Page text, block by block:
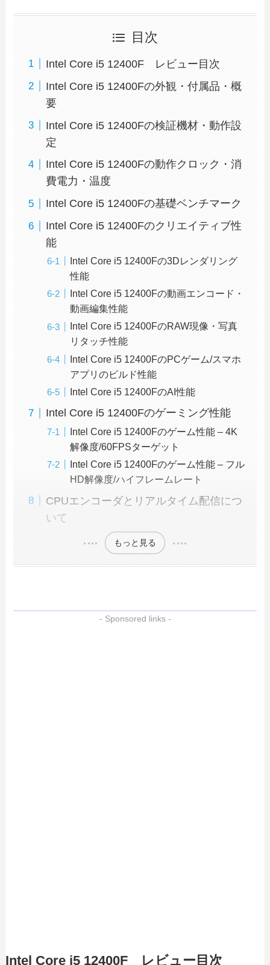
目次
Intel Core i5 12400F レビュー目次
Intel Core i5 12400Fの外観・付属品・概
要
Intel Core i5 12400Fの検証機材・動作設
定
Intel Core i5 12400Fの動作クロック・消
費電力・温度
Intel Core i5 12400Fの基礎ベンチマーク
Intel Core i5 12400Fのクリエイティブ性
能
Intel Core i5 12400Fの3Dレンダリング
性能
Intel Core i5 12400Fの動画エンコード・
動画編集性能
Intel Core i5 12400FのRAW現像・写真
リタッチ性能
Intel Core i5 12400FのPCゲーム/スマホ
アプリのビルド性能
Intel Core i5 12400FのAI性能
Intel Core i5 12400Fのゲーミング性能
Intel Core i5 12400Fのゲーム性能 – 4K
解像度/60FPSターゲット
Intel Core i5 12400Fのゲーム性能 – フル
HD解像度/ハイフレームレート
CPUエンコーダとリアルタイム配信につ
いて
もっと見る
- Sponsored links -
Intel Core i5 12400F レビュー目次